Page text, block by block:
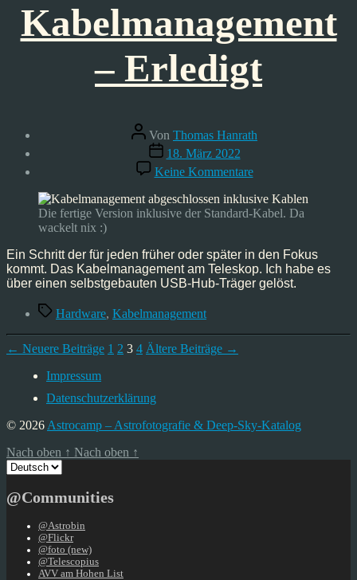
Kabelmanagement
– Erledigt
Beitragsautor
Von Thomas Hanrath
Veröffentlichungsdatum
18. März 2022
Keine Kommentarezu
Kabelmanagement
–
Erledigt
Die fertige Version inklusive der Standard-Kabel. Da
wackelt nix :)
Ein Schritt der für jeden früher oder später in den Fokus
kommt. Das Kabelmanagement am Teleskop. Ich habe es
über einen selbstgebauten USB-Hub-Träger gelöst.
Schlagwörter
Hardware, Kabelmanagement
Seitennummerierung
Beiträge
← Neuere Beiträge 1 2 3 4 Ältere Beiträge →
Impressum
Datenschutzerklärung
© 2026Astrocamp – Astrofotografie & Deep-Sky-Katalog
Nach oben ↑ Nach oben ↑
Sprache
auswählen
@Communities
@Astrobin
@Flickr
@foto (new)
@Telescopius
AVV am Hohen List